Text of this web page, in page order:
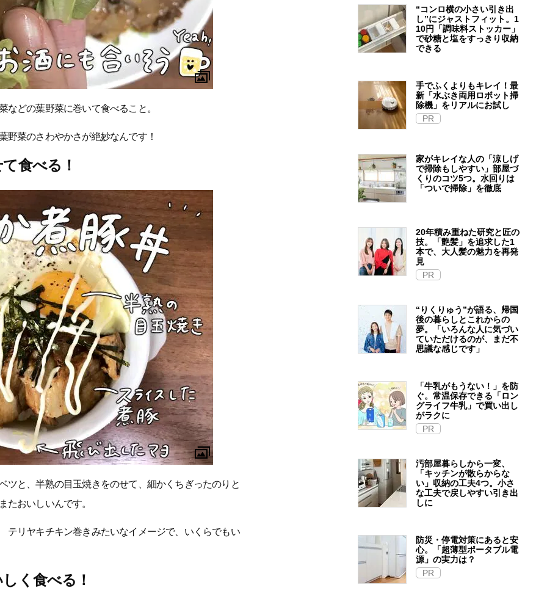
どの葉野菜に巻いて食べること。
野菜のさわやかさが絶妙なんです！
食べる！
ツと、半熟の目玉焼きをのせて、細かくちぎったのりと
おいしいんです。
リヤキチキン巻きみたいなイメージで、いくらでもい
く食べる！
“コンロ横の小さい引き出
し”にジャストフィット。1
10円「調味料ストッカー」
で砂糖と塩をすっきり収納
できる
手でふくよりもキレイ！最
新「水ぶき両用ロボット掃
除機」をリアルにお試し
PR
家がキレイな人の「涼しげ
で掃除もしやすい」部屋づ
くりのコツ5つ。水回りは
「ついで掃除」を徹底
20年積み重ねた研究と匠の
技。「艶髪」を追求した1
本で、大人髪の魅力を再発
見
PR
“りくりゅう”が語る、帰国
後の暮らしとこれからの
夢。「いろんな人に気づい
ていただけるのが、まだ不
思議な感じです」
「牛乳がもうない！」を防
ぐ。常温保存できる「ロン
グライフ牛乳」で買い出し
がラクに
PR
汚部屋暮らしから一変、
「キッチンが散らからな
い」収納の工夫4つ。小さ
な工夫で戻しやすい引き出
しに
防災・停電対策にあると安
心。「超薄型ポータブル電
源」の実力は？​
PR